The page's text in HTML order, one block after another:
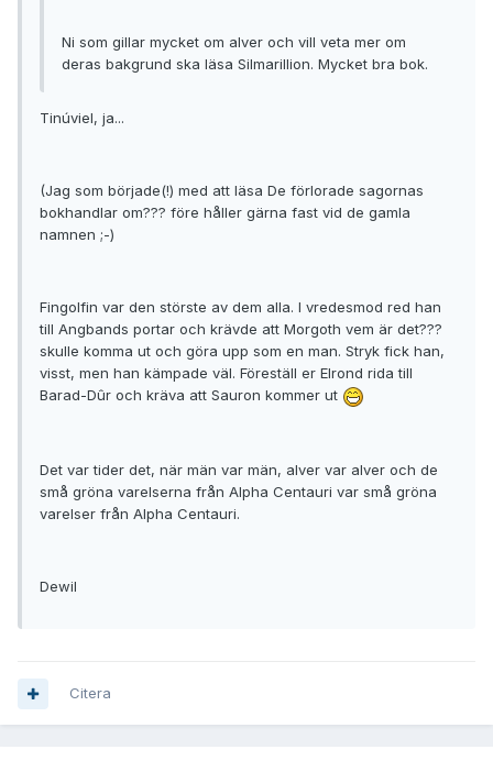
Ni som gillar mycket om alver och vill veta mer om
deras bakgrund ska läsa Silmarillion. Mycket bra bok.
Tinúviel, ja...
(Jag som började(!) med att läsa De förlorade sagornas
bokhandlar om??? före håller gärna fast vid de gamla
namnen ;-)
Fingolfin var den störste av dem alla. I vredesmod red han
till Angbands portar och krävde att Morgoth vem är det???
skulle komma ut och göra upp som en man. Stryk fick han,
visst, men han kämpade väl. Föreställ er Elrond rida till
Barad-Dûr och kräva att Sauron kommer ut
Det var tider det, när män var män, alver var alver och de
små gröna varelserna från Alpha Centauri var små gröna
varelser från Alpha Centauri.
Dewil
Citera